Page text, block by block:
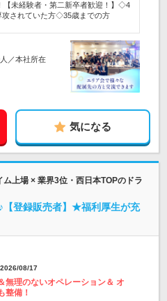
【未経験者・第二新卒者歓迎！】◇4
攻されていた方◇35歳までの方
／本社所在
気になる
上場 × 業界3位・西日本TOPのドラ
登録販売者】★福利厚生が充
08/17
無理のないオペレーション＆ オ
整備！